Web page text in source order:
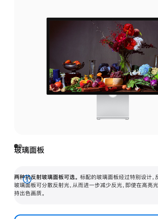
玻璃面板
两种抗反射玻璃面板可选。 标配的玻璃面板经过特别设计，
玻璃面板可分散反射光，从而进一步减少反光，即使在高亮
持出色画质。
展
开